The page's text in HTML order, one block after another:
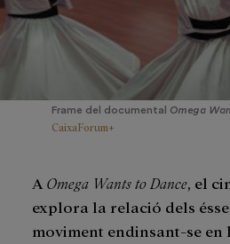
Frame del documental Omega
CaixaForum+
A Omega Wants to Dance , el
explora la relació dels
moviment endinsant-se en